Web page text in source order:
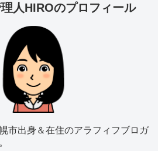
人HIROのプロフィール
市出身＆在住のアラフィフブロガ